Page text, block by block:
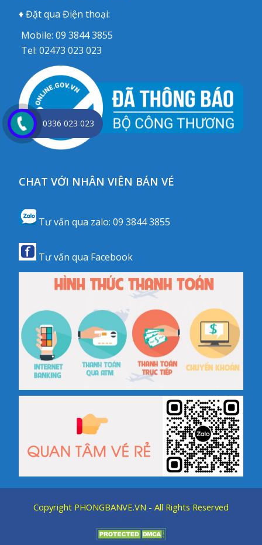
♦ Đặt qua Điện thoại:
Mobile:09 3844 3855
Tel:02473 023 023
CHAT VỚI NHÂN VIÊN BÁN VÉ
Tư vấn qua zalo:09 3844 3855
Tư vấn qua Facebook
Copyright PHONGBANVE.VN - All Rights Reserved
0336 023 023